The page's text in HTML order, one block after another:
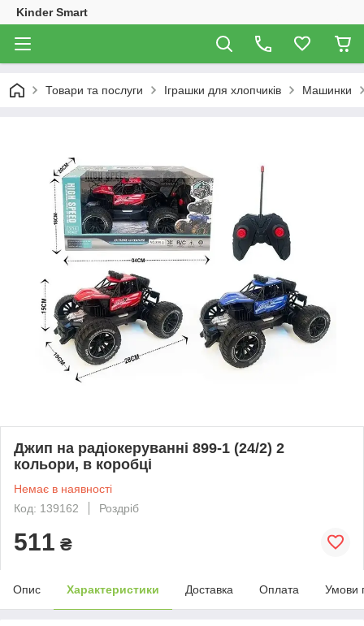
Kinder Smart
Товари та послуги Іграшки для хлопчиків Машинки
Джип на радіокеруванні 899-1 (24/2) 2
кольори, в коробці
Немає в наявності
Код: 139162
Роздріб
511 ₴
Опис Характеристики Доставка Оплата Умови